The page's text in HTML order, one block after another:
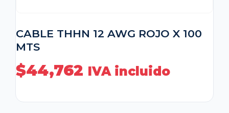
CABLE THHN 12 AWG ROJO X 100
MTS
$44,762 IVA incluido